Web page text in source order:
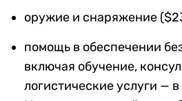
оружие и снаряжение
помощь в обеспечении
включая обучение,
логистические услуги —